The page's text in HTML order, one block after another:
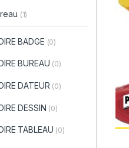
(1)
BADGE (0)
BUREAU (0)
DATEUR (0)
DESSIN (0)
TABLEAU (0)